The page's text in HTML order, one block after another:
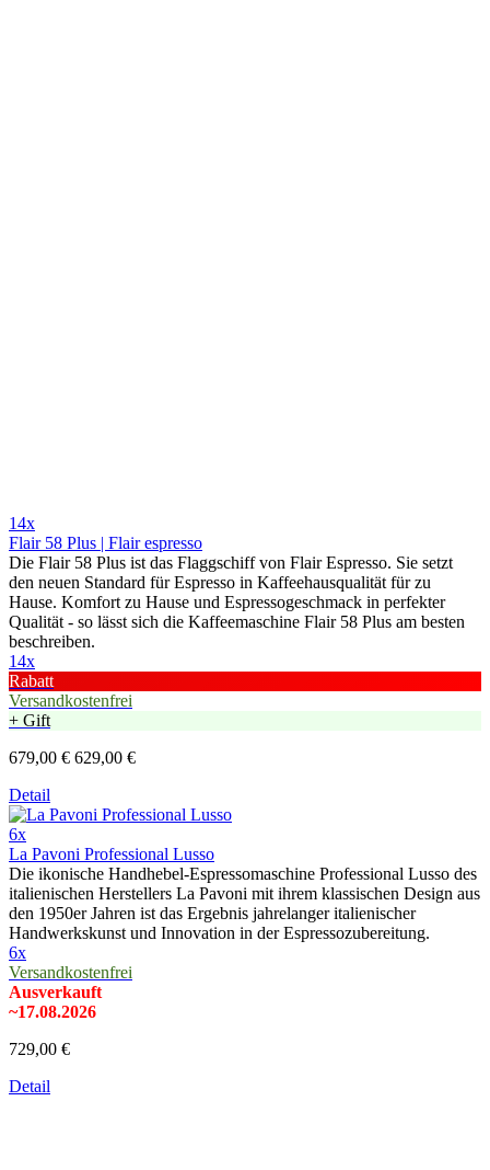
14x
Flair 58 Plus | Flair espresso
Die Flair 58 Plus ist das Flaggschiff von Flair Espresso. Sie setzt
den neuen Standard für Espresso in Kaffeehausqualität für zu
Hause. Komfort zu Hause und Espressogeschmack in perfekter
Qualität - so lässt sich die Kaffeemaschine Flair 58 Plus am besten
beschreiben.
14x
Rabatt
Versandkostenfrei
+ Gift
679,00 € 629,00 €
Detail
6x
La Pavoni Professional Lusso
Die ikonische Handhebel-Espressomaschine Professional Lusso des
italienischen Herstellers La Pavoni mit ihrem klassischen Design aus
den 1950er Jahren ist das Ergebnis jahrelanger italienischer
Handwerkskunst und Innovation in der Espressozubereitung.
6x
Versandkostenfrei
Ausverkauft
~17.08.2026
729,00 €
Detail